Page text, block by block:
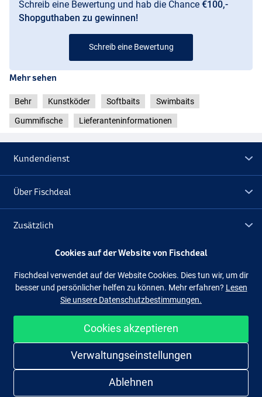
Schreib eine Bewertung und hab die Chance €100,-
Shopguthaben zu gewinnen!
Schreib eine Bewertung
Mehr sehen
Behr Kunstköder Softbaits Swimbaits
Gummifische Lieferanteninformationen
Kundendienst
Über Fischdeal
Zusätzlich
Lagerräumung
Facebook
Einfach und sicher shoppen
Cookies auf der Website von Fischdeal
Fischdeal verwendet auf der Website Cookies. Dies tun wir, um dir
besser und persönlicher helfen zu können. Mehr erfahren? Lesen
Sie unsere Datenschutzbestimmungen.
Cookies akzeptieren
Verwaltungseinstellungen
Ablehnen